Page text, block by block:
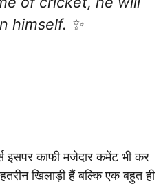
himself. ✨
इसपर काफी मजेदार कमेंट भी कर
खिलाड़ी हैं बल्कि एक बहुत ही